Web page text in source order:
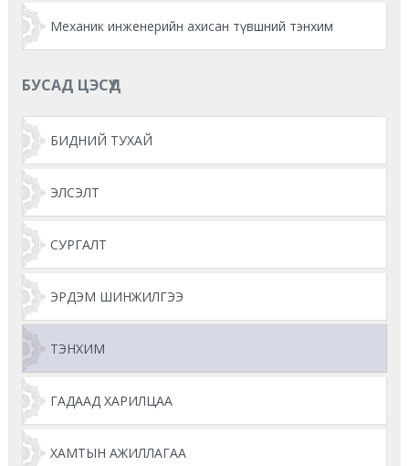
Механик инженерийн ахисан түвшний тэнхим
БУСАД ЦЭСҮҮД
БИДНИЙ ТУХАЙ
ЭЛСЭЛТ
СУРГАЛТ
ЭРДЭМ ШИНЖИЛГЭЭ
ТЭНХИМ
ГАДААД ХАРИЛЦАА
ХАМТЫН АЖИЛЛАГАА